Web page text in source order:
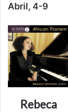
Abril, 4-9
Rebeca